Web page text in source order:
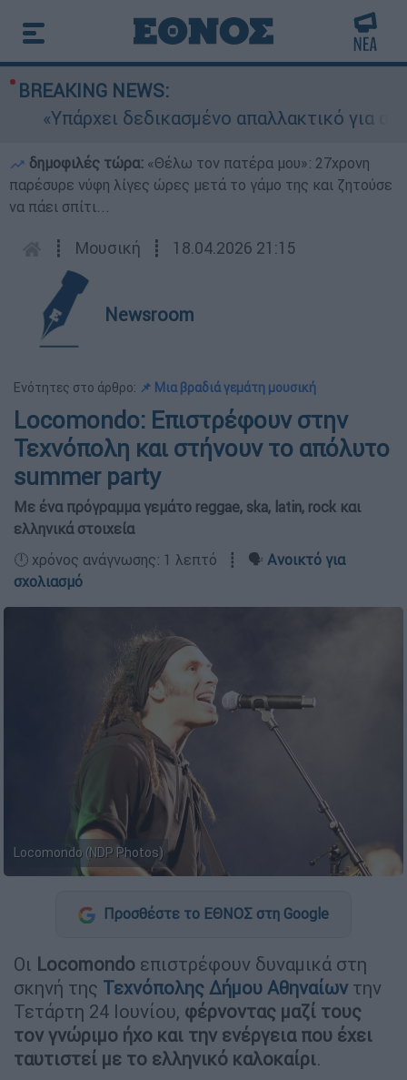
BREAKING NEWS:
«Υπάρχει δεδικασμένο απαλλακτικό για
δημοφιλές τώρα: «Θέλω τον πατέρα μου»: 27χρονη
παρέσυρε νύφη λίγες ώρες μετά το γάμο της και ζητούσε
να πάει σπίτι...
┋ Μουσική ┋ 18.04.2026 21:15
Newsroom
Ενότητες στο άρθρο: 📌 Μια βραδιά γεμάτη μουσική
Locomondo: Επιστρέφουν στην
Τεχνόπολη και στήνουν το απόλυτο
summer party
Με ένα πρόγραμμα γεμάτο reggae, ska, latin, rock και
ελληνικά στοιχεία
🕛 χρόνος ανάγνωσης: 1 λεπτό ┋ 🗣️ Ανοικτό για
σχολιασμό
Locomondo (NDP Photos)
Προσθέστε το ΕΘΝΟΣ στη Google
Οι Locomondo επιστρέφουν δυναμικά στη
σκηνή της Τεχνόπολης Δήμου Αθηναίωντην
Τετάρτη 24 Ιουνίου, φέρνοντας μαζί τους
τον γνώριμο ήχο και την ενέργεια που έχει
ταυτιστεί με το ελληνικό καλοκαίρι.